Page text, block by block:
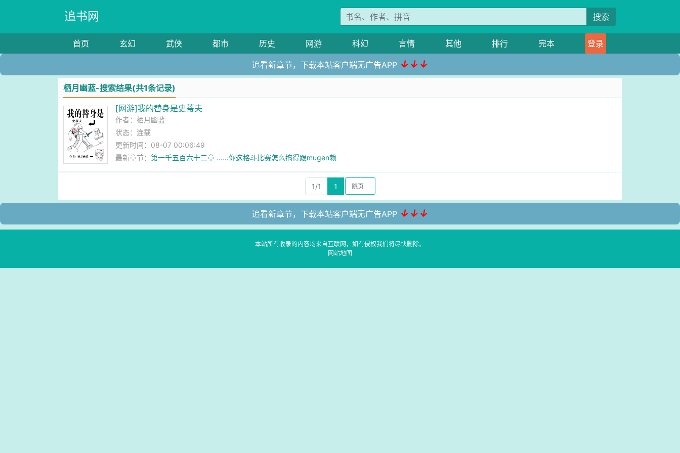
追书网 搜索
首页 玄幻 武侠 都市 历史 网游 科幻 言情 其他 排行 完本 登录
追看新章节，下载本站客户端无广告APP ↓↓↓
栖月幽蓝-搜索结果(共1条记录)
[网游]我的替身是史蒂夫
作者：栖月幽蓝
状态：连载
更新时间：08-07 00:06:49
最新章节：第一千五百六十二章 ……你这格斗比赛怎么搞得跟mugen赖
子大比拼一样？
1/1
1
追看新章节，下载本站客户端无广告APP ↓↓↓
本站所有收录的内容均来自互联网，如有侵权我们将尽快删除。
网站地图